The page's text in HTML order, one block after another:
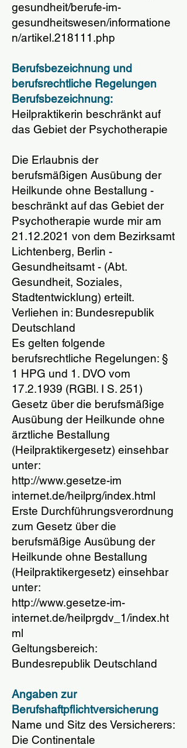
gesundheit/berufe-im-
gesundheitswesen/informatione
n/artikel.218111.php
Berufsbezeichnung und
berufsrechtliche Regelungen
Berufsbezeichnung:
Heilpraktikerin beschränkt auf
das Gebiet der Psychotherapie
Die Erlaubnis der
berufsmäßigen Ausübung der
Heilkunde ohne Bestallung -
beschränkt auf das Gebiet der
Psychotherapie wurde mir am
21.12.2021 von dem Bezirksamt
Lichtenberg, Berlin -
Gesundheitsamt - (Abt.
Gesundheit, Soziales,
Stadtentwicklung) erteilt.
Verliehen in: Bundesrepublik
Deutschland
Es gelten folgende
berufsrechtliche Regelungen: §
1 HPG und 1. DVO vom
17.2.1939 (RGBl. I S. 251)
Gesetz über die berufsmäßige
Ausübung der Heilkunde ohne
ärztliche Bestallung
(Heilpraktikergesetz) einsehbar
unter:
http://www.gesetze-im
internet.de/heilprg/index.html
Erste Durchführungsverordnung
zum Gesetz über die
berufsmäßige Ausübung der
Heilkunde ohne Bestallung
(Heilpraktikergesetz) einsehbar
unter:
http://www.gesetze-im-
internet.de/heilprgdv_1/index.ht
ml
Geltungsbereich:
Bundesrepublik Deutschland
Angaben zur
Berufshaftpflichtversicherung
Name und Sitz des Versicherers:
Die Continentale